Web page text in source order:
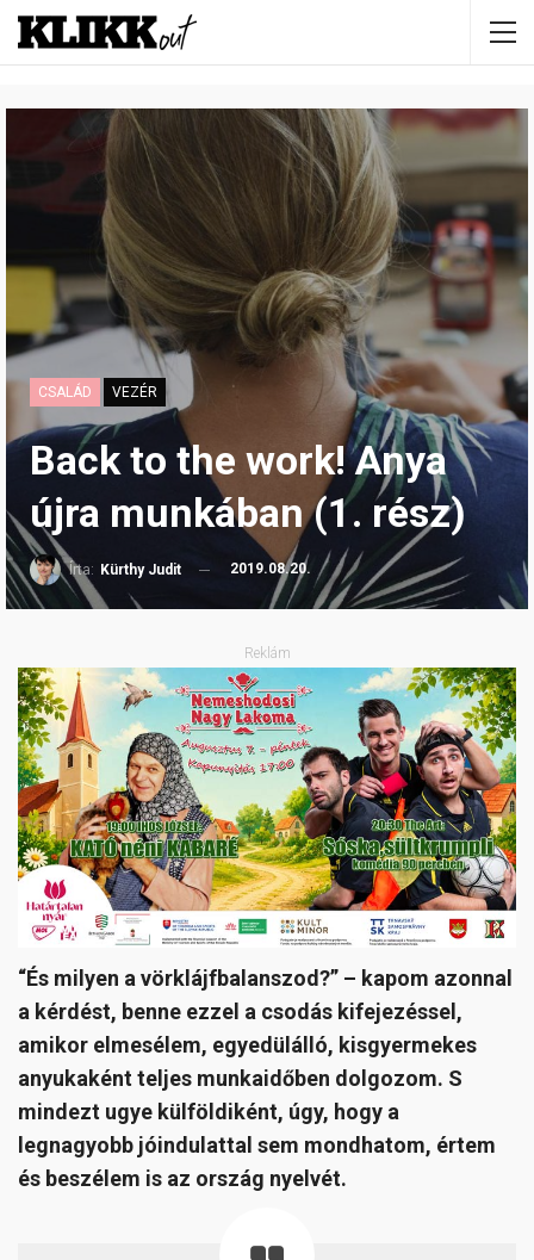
CSALÁD VEZÉR
Back to the work! Anya
újra munkában (1. rész)
Írta: Kürthy Judit 2019.08.20.
Reklám
“És milyen a vörklájfbalanszod?” – kapom azonnal
a kérdést, benne ezzel a csodás kifejezéssel,
amikor elmesélem, egyedülálló, kisgyermekes
anyukaként teljes munkaidőben dolgozom. S
mindezt ugye külföldiként, úgy, hogy a
legnagyobb jóindulattal sem mondhatom, értem
és beszélem is az ország nyelvét.